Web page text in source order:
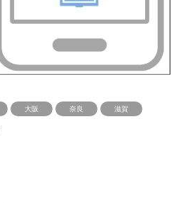
大阪 奈良 滋賀